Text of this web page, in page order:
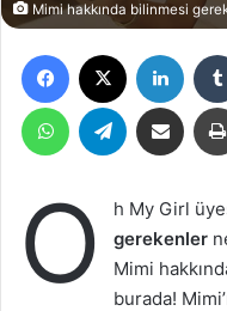
Mimi hakkında bilinmesi
Facebook
WhatsAppTelegram Email ile
O h My Girl
gerekenler
Mimi
burada!